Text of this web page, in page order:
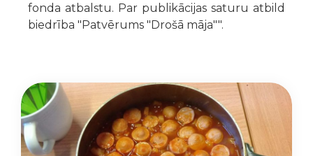
fonda atbalstu. Par publikācijas saturu atbild
biedrība "Patvērums "Drošā māja"".